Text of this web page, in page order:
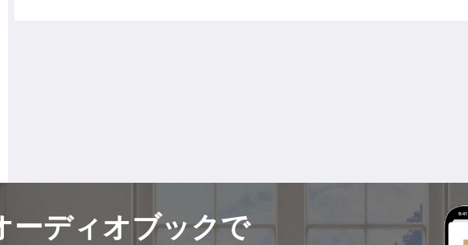
ーディオブックで